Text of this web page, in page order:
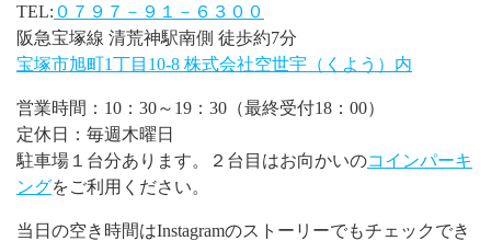
TEL: ０７９７－９１－６３００
阪急宝塚線 清荒神駅南側 徒歩約7分
宝塚市旭町1丁目10-8 株式会社空世宇（くよう）内
営業時間：10：30～19：30（最終受付18：00）
定休日：毎週木曜日
駐車場１台分あります。２台目はお向かいのコインパーキ
ングをご利用ください。
当日の空き時間はInstagramのストーリーでもチェックでき